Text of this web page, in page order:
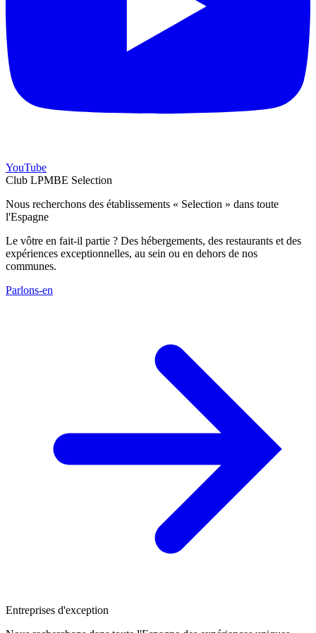
YouTube
Club LPMBE Selection
Nous recherchons des établissements « Selection » dans toute
l'Espagne
Le vôtre en fait-il partie ? Des hébergements, des restaurants et des
expériences exceptionnelles, au sein ou en dehors de nos
communes.
Parlons-en
Entreprises d'exception